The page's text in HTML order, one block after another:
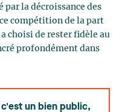
la décroissance des
compétition de la part
choisi de rester fidèle au
profondément dans
c'est un bien public,